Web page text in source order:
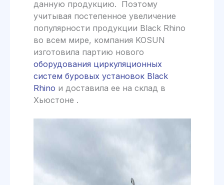
данную продукцию. Поэтому
учитывая постепенное увеличение
популярности продукции Black Rhino
во всем мире, компания KOSUN
изготовила партию нового
оборудования циркуляционных
систем буровых установок Black
Rhino и доставила ее на склад в
Хьюстоне .